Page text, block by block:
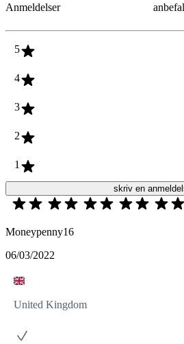
Anmeldelser
5
4
3
2
1
skriv en
Moneypenny16
06/03/2022
United Kingdom